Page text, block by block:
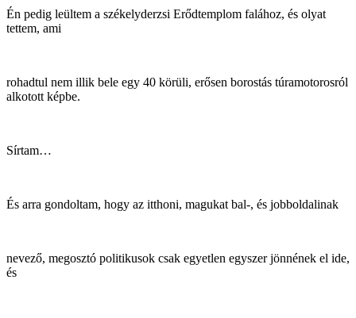
Én pedig leültem a székelyderzsi Erődtemplom falához, és olyat
tettem, ami
rohadtul nem illik bele egy 40 körüli, erősen borostás túramotorosról
alkotott képbe.
Sírtam…
És arra gondoltam, hogy az itthoni, magukat bal-, és jobboldalinak
nevező, megosztó politikusok csak egyetlen egyszer jönnének el ide,
és